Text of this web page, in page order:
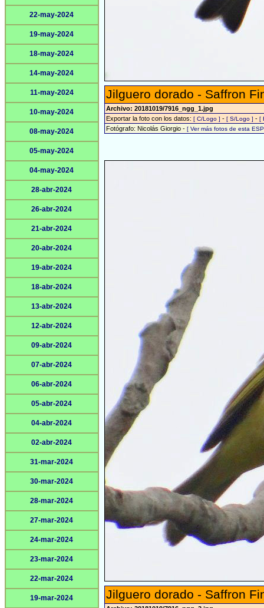
22-may-2024
19-may-2024
18-may-2024
14-may-2024
11-may-2024
10-may-2024
08-may-2024
05-may-2024
04-may-2024
28-abr-2024
26-abr-2024
21-abr-2024
20-abr-2024
19-abr-2024
18-abr-2024
13-abr-2024
12-abr-2024
09-abr-2024
07-abr-2024
06-abr-2024
05-abr-2024
04-abr-2024
02-abr-2024
31-mar-2024
30-mar-2024
28-mar-2024
27-mar-2024
24-mar-2024
23-mar-2024
22-mar-2024
19-mar-2024
Jilguero dorado - Saffron
Archivo: 20181019/7916_ngg_1.jpg
Exportar la foto con los datos: [ C/Logo ] - [ S/Logo ] - [
Fotógrafo: Nicolás Giorgio - [ Ver más fotos de esta
Jilguero dorado - Saffron